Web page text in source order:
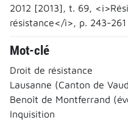
2012 [2013], t. 69,
résistance</i>, p. 243-261
Mot-clé
Droit de résistance
Lausanne (Canton de
Benoît de Montferrand
Inquisition